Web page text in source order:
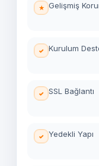
Gelişmiş
Kurulum
SSL Bağlantı
Yedekli Yapı